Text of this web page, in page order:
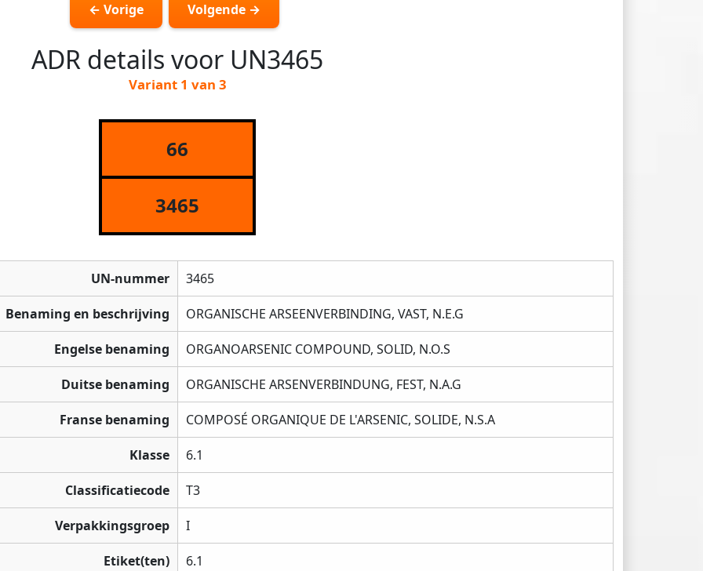
← Vorige Volgende →
ADR details voor UN3465
Variant 1 van 3
66
3465
UN-nummer 3465
Benaming en beschrijving ORGANISCHE ARSEENVERBINDING, VAST, N.E.G
Engelse benaming ORGANOARSENIC COMPOUND, SOLID, N.O.S
Duitse benaming ORGANISCHE ARSENVERBINDUNG, FEST, N.A.G
Franse benaming COMPOSÉ ORGANIQUE DE L'ARSENIC, SOLIDE, N.S.A
Klasse 6.1
Classificatiecode T3
Verpakkingsgroep I
Etiket(ten) 6.1